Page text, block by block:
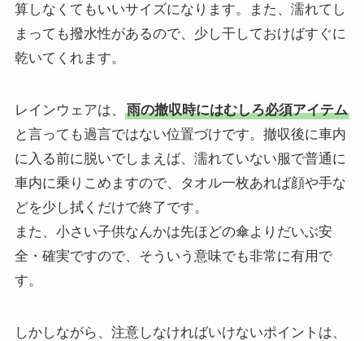
算しなくてもいいサイズになります。また、濡れてし
まっても撥水性があるので、少し干しておけばすぐに
乾いてくれます。
レインウェアは、
雨の撤収時にはむしろ必須アイテム
と言っても過言ではない位置づけです。撤収後に車内
に入る前に脱いでしまえば、濡れていない服で普通に
車内に乗りこめますので、タオル一枚あれば顔や手な
どを少し拭くだけで終了です。
また、小さい子供なんかは先ほどの傘よりだいぶ安
全・確実ですので、そういう意味でも非常に有用で
す。
しかしながら、注意しなければいけないポイントは、